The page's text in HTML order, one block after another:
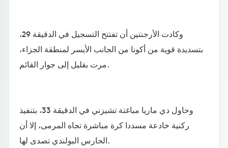
وكادت الأرجنتين أن تفتتح التسجيل في الدقيقة 29،
بتسديدة قوية من أكونا من الجانب الأيسر لمنطقة الجزاء،
مرت بقليل إلى جوار القائم.
وحاول دي ماريا مباغتة تشيزني في الدقيقة 33، بتنفيذ
ركنية خادعة مسددا كرة مباشرة تجاه المرمى، إلا أن
الحارس البولندي تصدى لها.